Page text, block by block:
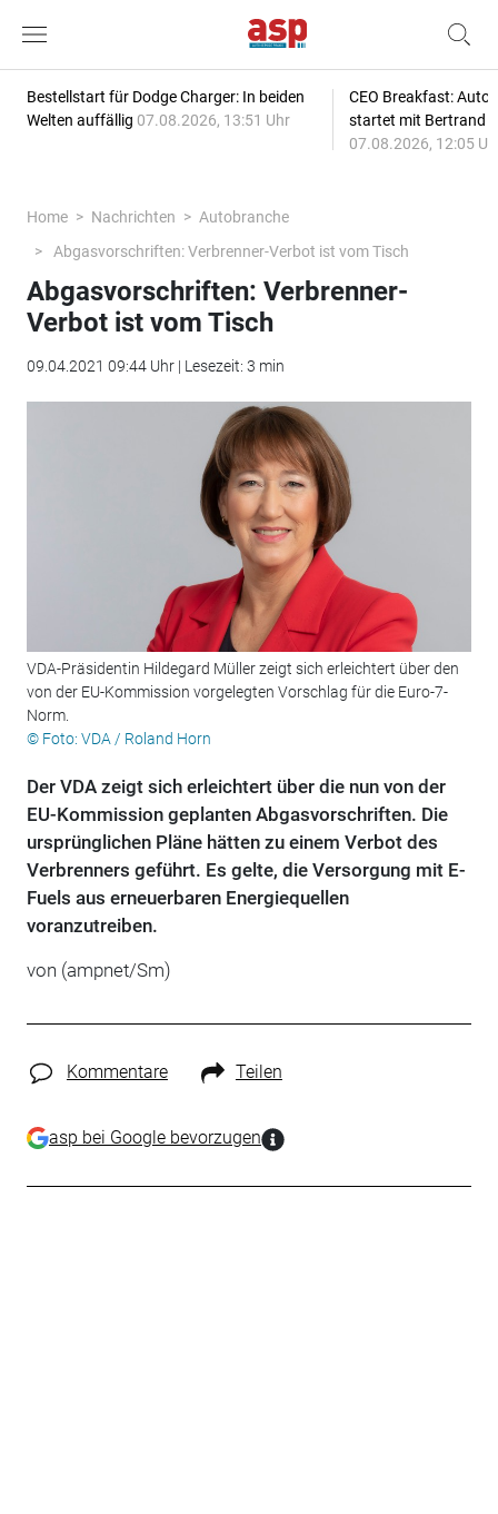
Bestellstart für Dodge Charger: In beiden
Welten auffällig 07.08.2026, 13:51 Uhr
CEO Breakfast:
startet mit Bertrand
07.08.2026, 12:05
Home Nachrichten
Autobranche
Abgasvorschriften: Verbrenner-Verbot ist vom Tisch
Abgasvorschriften: Verbrenner-
Verbot ist vom Tisch
09.04.2021 09:44 Uhr | Lesezeit: 3 min
VDA-Präsidentin Hildegard Müller zeigt sich erleichtert über den
von der EU-Kommission vorgelegten Vorschlag für die Euro-7-
Norm.
© Foto: VDA / Roland Horn
Der VDA zeigt sich erleichtert über die nun von der
EU-Kommission geplanten Abgasvorschriften. Die
ursprünglichen Pläne hätten zu einem Verbot des
Verbrenners geführt. Es gelte, die Versorgung mit E-
Fuels aus erneuerbaren Energiequellen
voranzutreiben.
von (ampnet/Sm)
Kommentare Teilen
asp bei Google bevorzugen